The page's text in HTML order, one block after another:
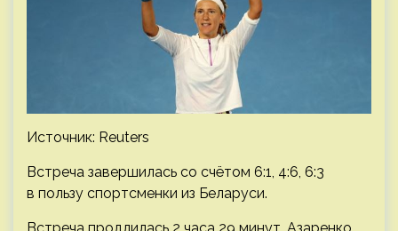
Источник: Reuters
Встреча завершилась со счётом 6:1, 4:6, 6:3
в пользу спортсменки из Беларуси.
Встреча продлилась 2 часа 29 минут. Азаренко